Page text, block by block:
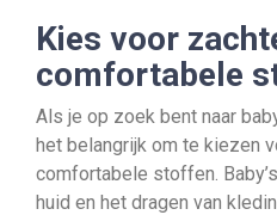
Kies voor
comfortabele
Als je op zoek bent naar
het belangrijk om te kiezen
comfortabele stoffen.
huid en het dragen van